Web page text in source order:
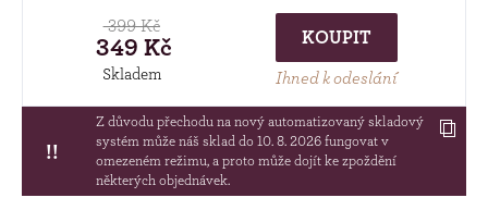
399 Kč
349 Kč
Skladem
KOUPIT
Ihned k odeslání
!!
Z důvodu přechodu na nový automatizovaný skladový
systém může náš sklad do 10. 8. 2026 fungovat v
omezeném režimu, a proto může dojít ke zpoždění
některých objednávek.